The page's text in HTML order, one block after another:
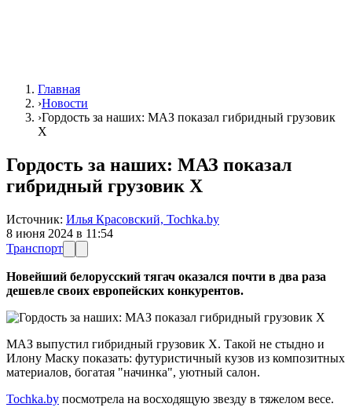
Главная
›Новости
›Гордость за наших: МАЗ показал гибридный грузовик
Х
Гордость за наших: МАЗ показал
гибридный грузовик Х
Источник: Илья Красовский, Tochka.by
8 июня 2024 в 11:54
Транспорт
Новейший белорусский тягач оказался почти в два раза
дешевле своих европейских конкурентов.
МАЗ выпустил гибридный грузовик Х. Такой не стыдно и
Илону Маску показать: футуристичный кузов из композитных
материалов, богатая "начинка", уютный салон.
Tochka.by посмотрела на восходящую звезду в тяжелом весе.